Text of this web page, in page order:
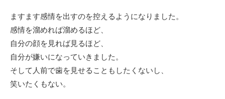
ますます感情を出すのを控えるようになりました。
感情を溜めれば溜めるほど、
自分の顔を見れば見るほど、
自分が嫌いになっていきました。
そして人前で歯を見せることもしたくないし、
笑いたくもない。